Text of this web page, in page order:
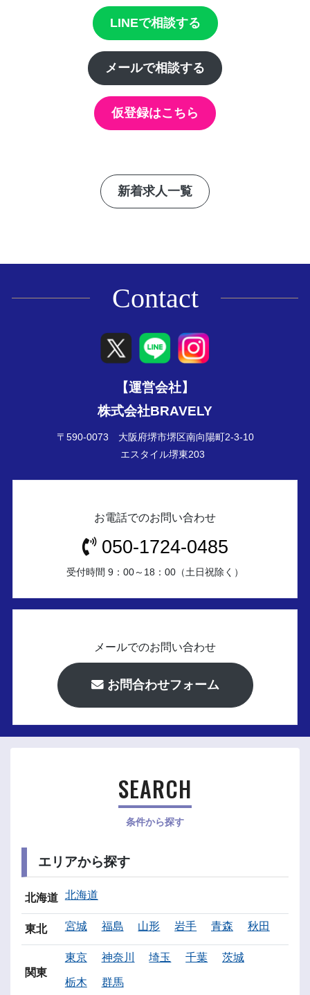
LINEで相談する
メールで相談する
仮登録はこちら
新着求人一覧
Contact
【運営会社】
株式会社BRAVELY
〒590-0073 大阪府堺市堺区南向陽町2-3-10
エスタイル堺東203
お電話でのお問い合わせ
050-1724-0485
受付時間 9：00～18：00（土日祝除く）
メールでのお問い合わせ
お問合わせフォーム
SEARCH
条件から探す
エリアから探す
北海道 北海道
東北 宮城 福島 山形 岩手 青森 秋田
関東
東京 神奈川 埼玉 千葉 茨城
栃木 群馬